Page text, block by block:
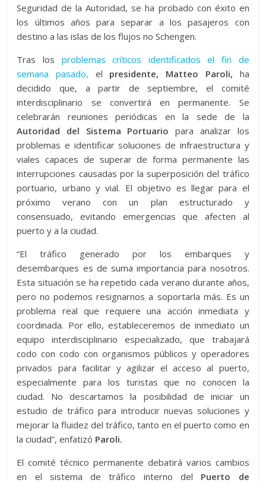
Seguridad de la Autoridad, se ha probado con éxito en
los últimos años para separar a los pasajeros con
destino a las islas de los flujos no Schengen.
Tras los problemas críticos identificados el fin de
semana pasado, el presidente, Matteo Paroli, ha
decidido que, a partir de septiembre, el comité
interdisciplinario se convertirá en permanente. Se
celebrarán reuniones periódicas en la sede de la
Autoridad del Sistema Portuario para analizar los
problemas e identificar soluciones de infraestructura y
viales capaces de superar de forma permanente las
interrupciones causadas por la superposición del tráfico
portuario, urbano y vial. El objetivo es llegar para el
próximo verano con un plan estructurado y
consensuado, evitando emergencias que afecten al
puerto y a la ciudad.
“El tráfico generado por los embarques y
desembarques es de suma importancia para nosotros.
Esta situación se ha repetido cada verano durante años,
pero no podemos resignarnos a soportarla más. Es un
problema real que requiere una acción inmediata y
coordinada. Por ello, estableceremos de inmediato un
equipo interdisciplinario especializado, que trabajará
codo con codo con organismos públicos y operadores
privados para facilitar y agilizar el acceso al puerto,
especialmente para los turistas que no conocen la
ciudad. No descartamos la posibilidad de iniciar un
estudio de tráfico para introducir nuevas soluciones y
mejorar la fluidez del tráfico, tanto en el puerto como en
la ciudad”, enfatizó Paroli.
El comité técnico permanente debatirá varios cambios
en el sistema de tráfico interno del Puerto de